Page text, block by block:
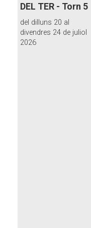
DEL TER - Torn 5
del dilluns 20 al
divendres 24 de juliol
2026